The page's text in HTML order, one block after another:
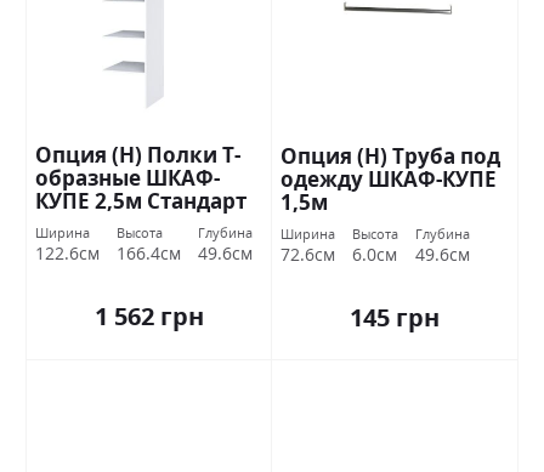
Опция (Н) Полки Т-
образные ШКАФ-
КУПЕ 2,5м Стандарт
Ширина
122.6см
Высота
166.4см
Глубина
49.6см
1 562 грн
Опция (Н) Труба под
одежду ШКАФ-КУПЕ
1,5м
Ширина
72.6см
Высота
6.0см
Глубина
49.6см
145 грн